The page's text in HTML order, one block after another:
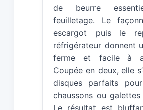
de beurre
feuilletage. Le
escargot puis le
réfrigérateur donnent
ferme et facile à
Coupée en deux, elle
disques parfaits
chaussons ou galettes
Le résultat est